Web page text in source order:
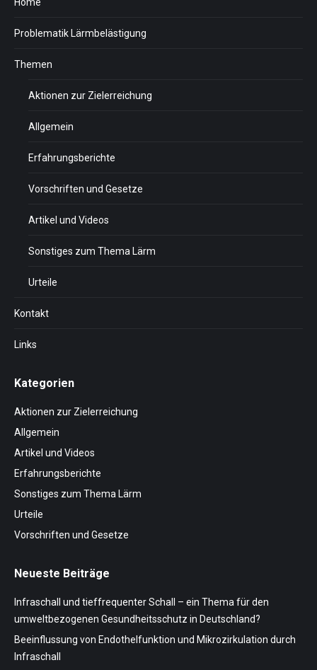
Problematik Lärmbelästigung
Themen
Aktionen zur Zielerreichung
Allgemein
Erfahrungsberichte
Vorschriften und Gesetze
Artikel und Videos
Sonstiges zum Thema Lärm
Urteile
Kontakt
Links
Kategorien
Aktionen zur Zielerreichung
Allgemein
Artikel und Videos
Erfahrungsberichte
Sonstiges zum Thema Lärm
Urteile
Vorschriften und Gesetze
Neueste Beiträge
Infraschall und tieffrequenter Schall – ein Thema für den
umweltbezogenen Gesundheitsschutz in Deutschland?
Beeinflussung von Endothelfunktion und Mikrozirkulation durch
Infraschall